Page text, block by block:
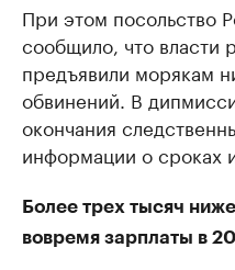
При этом посольство
сообщило, что власти
предъявили морякам
обвинений. В
окончания
информации о сроках
Более трех тысяч
вовремя зарплаты в